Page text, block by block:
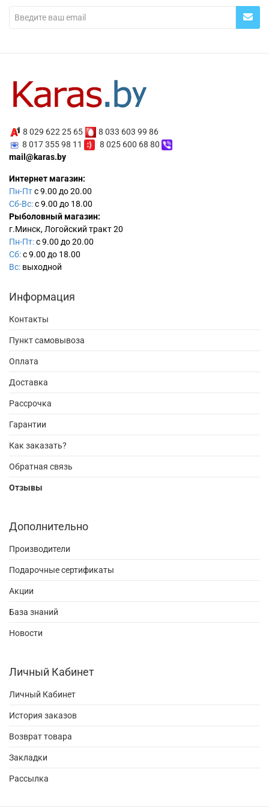
8 029 622 25 65
8 033 603 99 86
8 017 355 98 11
8 025 600 68 80
mail@karas.by
Интернет магазин:
Пн-Птс 9.00 до 20.00
Сб-Вс:с 9.00 до 18.00
Рыболовный магазин:
г.Минск, Логойский тракт 20
Пн-Пт:с 9.00 до 20.00
Сб:с 9.00 до 18.00
Вс: выходной
Информация
Контакты
Пункт самовывоза
Оплата
Доставка
Рассрочка
Гарантии
Как заказать?
Обратная связь
Отзывы
Дополнительно
Производители
Подарочные сертификаты
Акции
База знаний
Новости
Личный Кабинет
Личный Кабинет
История заказов
Возврат товара
Закладки
Рассылка